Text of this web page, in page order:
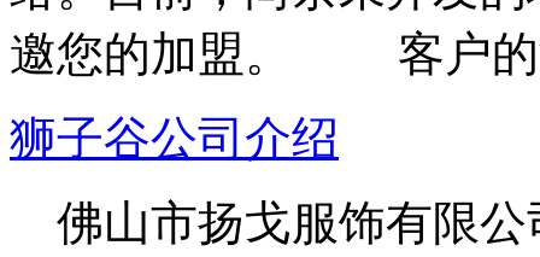
邀您的加盟。 客户的
狮子谷公司介绍
佛山市扬戈服饰有限公